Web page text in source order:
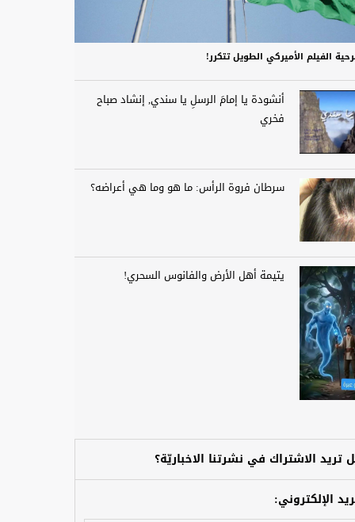
الفيلم الأميركي الطويل تتكرر!
أنشودة يا إمامَ الرسلِ يا سندي, إنشاد صباح
فخري
سرطان فروة الرأس: ما هو وما هي أعراضه؟
يتيمة أهل الأرض والفانوس السحري!
تريد الاشتراك في نشرتنا الاخباريّة؟
الإلكتروني: